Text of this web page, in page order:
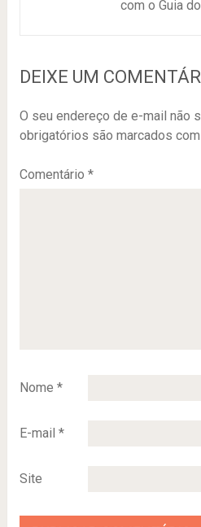
com o Guia
DEIXE UM
O seu endereço de e-mail não
obrigatórios são marcados com
Comentário *
Nome *
E-mail *
Site